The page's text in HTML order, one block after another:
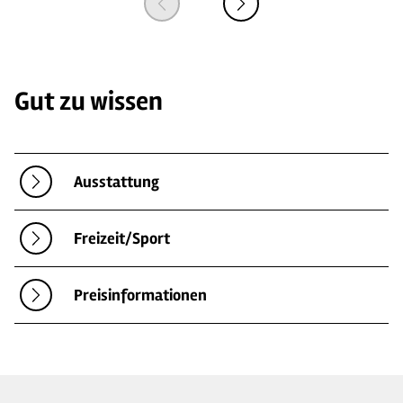
Gut zu wissen
Ausstattung
Freizeit/Sport
Preisinformationen